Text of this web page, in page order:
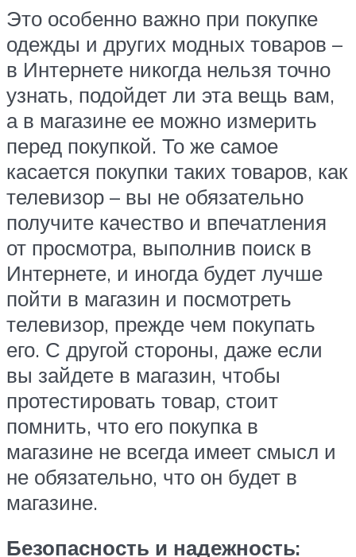
Это особенно важно при покупке
одежды и других модных товаров –
в Интернете никогда нельзя точно
узнать, подойдет ли эта вещь вам,
а в магазине ее можно измерить
перед покупкой. То же самое
касается покупки таких товаров, как
телевизор – вы не обязательно
получите качество и впечатления
от просмотра, выполнив поиск в
Интернете, и иногда будет лучше
пойти в магазин и посмотреть
телевизор, прежде чем покупать
его. С другой стороны, даже если
вы зайдете в магазин, чтобы
протестировать товар, стоит
помнить, что его покупка в
магазине не всегда имеет смысл и
не обязательно, что он будет в
магазине.
Безопасность и надежность: